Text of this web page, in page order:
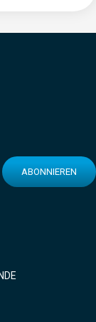
ABONNIEREN